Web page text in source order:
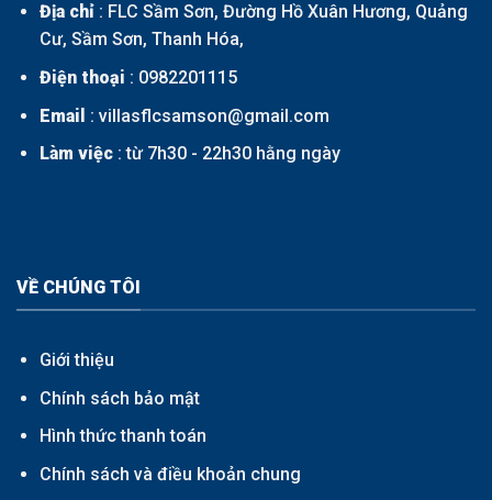
Địa chỉ: FLC Sầm Sơn, Đường Hồ Xuân Hương, Quảng
Cư, Sầm Sơn, Thanh Hóa,
Điện thoại : 0982201115
Email : villasflcsamson@gmail.com
Làm việc: từ 7h30 - 22h30 hằng ngày
VỀ CHÚNG TÔI
Giới thiệu
Chính sách bảo mật
Hình thức thanh toán
Chính sách và điều khoản chung